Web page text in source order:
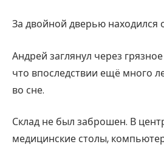
За двойной дверью находился
Андрей заглянул через
что впоследствии ещё много
во сне.
Склад не был заброшен. В
медицинские столы,